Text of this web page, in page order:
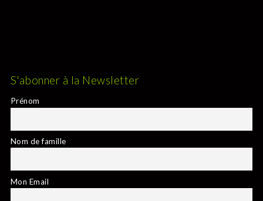
S'abonner à la Newsletter
Prénom
Nom de famille
Mon Email